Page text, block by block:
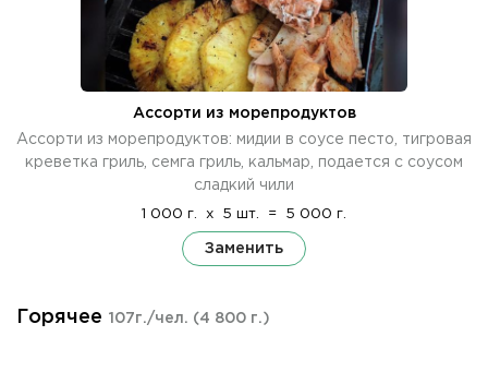
Ассорти из морепродуктов
Ассорти из морепродуктов: мидии в соусе песто, тигровая
креветка гриль, семга гриль, кальмар, подается с соусом
сладкий чили
1 000 г. x 5 шт. = 5 000 г.
Заменить
Горячее 107г./чел. (4 800 г.)